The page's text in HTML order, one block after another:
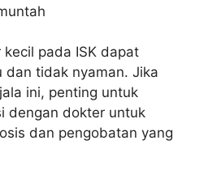
pada ISK dapat
dan tidak nyaman. Jika
ini, penting untuk
dengan dokter untuk
dan pengobatan yang